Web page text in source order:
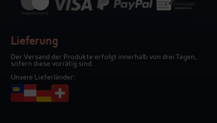
Lieferung
Der Versand der Produkte erfolgt innerhalb von drei Tagen,
sofern diese vorrätig sind.
Unsere Lieferländer: